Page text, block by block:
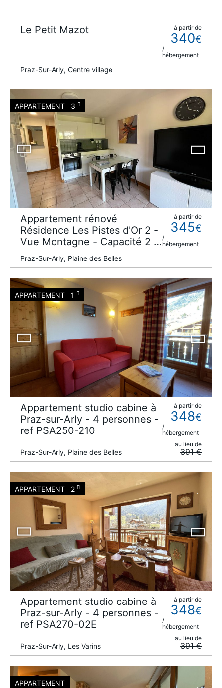
Le Petit Mazot
Praz-Sur-Arly, Centre village
à partir de
340€
/
hébergement
APPARTEMENT 3
Appartement rénové
Résidence Les Pistes d'Or 2 -
Vue Montagne - Capacité 2 à
6 personnes
Praz-Sur-Arly, Plaine des Belles
à partir de
345€
/
hébergement
APPARTEMENT 1
Appartement studio cabine à
Praz-sur-Arly - 4 personnes -
ref PSA250-210
Praz-Sur-Arly, Plaine des Belles
à partir de
348€
/
hébergement
au lieu de
391 €
APPARTEMENT 2
Appartement studio cabine à
Praz-sur-Arly - 4 personnes -
ref PSA270-02E
Praz-Sur-Arly, Les Varins
à partir de
348€
/
hébergement
au lieu de
391 €
APPARTEMENT